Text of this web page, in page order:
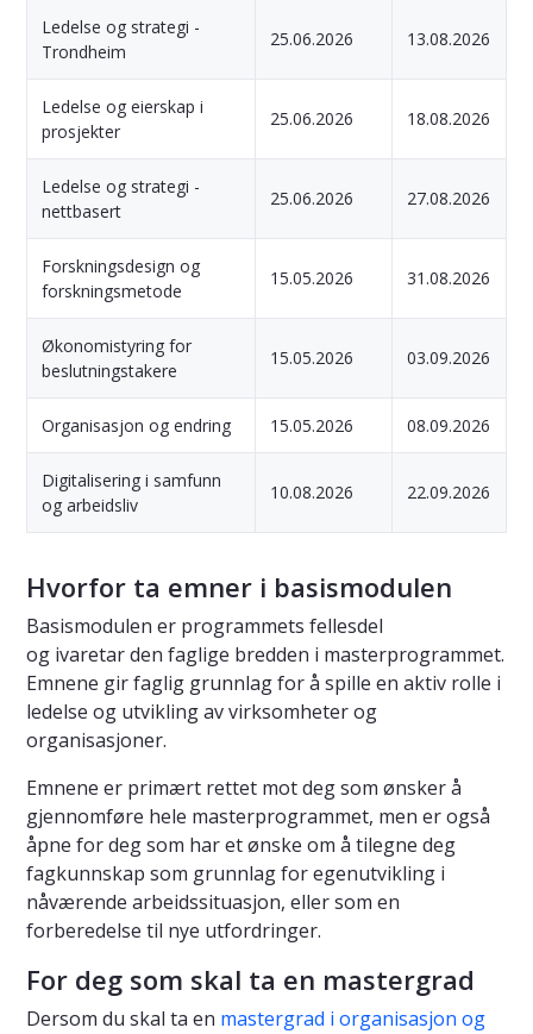
Ledelse og strategi -
Trondheim
25.06.2026 13.08.2026
Ledelse og eierskap i
prosjekter
25.06.2026 18.08.2026
Ledelse og strategi -
nettbasert
25.06.2026 27.08.2026
Forskningsdesign og
forskningsmetode
15.05.2026 31.08.2026
Økonomistyring for
beslutningstakere
15.05.2026 03.09.2026
Organisasjon og endring 15.05.2026 08.09.2026
Digitalisering i samfunn
og arbeidsliv
10.08.2026 22.09.2026
Hvorfor ta emner i basismodulen
Basismodulen er programmets fellesdel
og ivaretar den faglige bredden i masterprogrammet.
Emnene gir faglig grunnlag for å spille en aktiv rolle i
ledelse og utvikling av virksomheter og
organisasjoner.
Emnene er primært rettet mot deg som ønsker å
gjennomføre hele masterprogrammet, men er også
åpne for deg som har et ønske om å tilegne deg
fagkunnskap som grunnlag for egenutvikling i
nåværende arbeidssituasjon, eller som en
forberedelse til nye utfordringer.
For deg som skal ta en mastergrad
Dersom du skal ta en mastergrad i organisasjon og